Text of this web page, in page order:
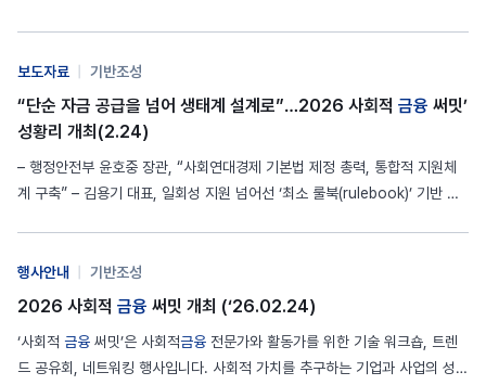
공고하오니 관계 기관들의 많은 관심과 참여 바랍니다. (*자세한 내용은 첨부
파일－사업공고문을 참고바랍니다.)…
보도자료 기반조성
“단순 자금 공급을 넘어 생태계 설계로”…2026 사회적 금융 써밋’
성황리 개최(2.24)
– 행정안전부 윤호중 장관, “사회연대경제 기본법 제정 총력, 통합적 지원체
계 구축” – 김용기 대표, 일회성 지원 넘어선 ‘최소 룰북(rulebook)’ 기반 사
한국사회가치연대기금은 24일 서울 종로구…
행사안내 기반조성
2026 사회적 금융 써밋 개최 (‘26.02.24)
‘사회적 금융 써밋’은 사회적금융 전문가와 활동가를 위한 기술 워크숍, 트렌
드 공유회, 네트워킹 행사입니다. 사회적 가치를 추구하는 기업과 사업의 성장